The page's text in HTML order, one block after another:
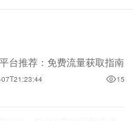
台推荐：免费流量获取指南
15